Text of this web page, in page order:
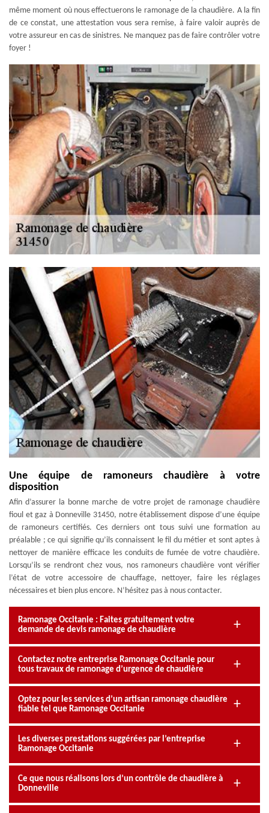
même moment où nous effectuerons le ramonage de la chaudière. A la fin
de ce constat, une attestation vous sera remise, à faire valoir auprès de
votre assureur en cas de sinistres. Ne manquez pas de faire contrôler votre
foyer !
Une équipe de ramoneurs chaudière à votre
disposition
Afin d’assurer la bonne marche de votre projet de ramonage chaudière
fioul et gaz à Donneville 31450, notre établissement dispose d’une équipe
de ramoneurs certifiés. Ces derniers ont tous suivi une formation au
préalable ; ce qui signifie qu’ils connaissent le fil du métier et sont aptes à
nettoyer de manière efficace les conduits de fumée de votre chaudière.
Lorsqu’ils se rendront chez vous, nos ramoneurs chaudière vont vérifier
l’état de votre accessoire de chauffage, nettoyer, faire les réglages
nécessaires et bien plus encore. N’hésitez pas à nous contacter.
Ramonage Occitanie : Faites gratuitement votre
demande de devis ramonage de chaudière
Contactez notre entreprise Ramonage Occitanie pour
tous travaux de ramonage d’urgence de chaudière
Optez pour les services d’un artisan ramonage chaudière
fiable tel que Ramonage Occitanie
Les diverses prestations suggérées par l’entreprise
Ramonage Occitanie
Ce que nous réalisons lors d’un contrôle de chaudière à
Donneville